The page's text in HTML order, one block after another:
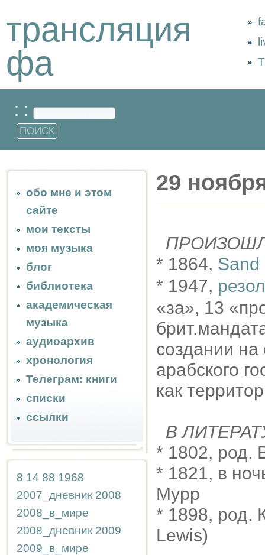
трансляция
фа
: :
обо мне и этом
сайте
мои тексты
моя музыка
блог
библиотека
академическая
музыка
аудиоархив
хронология
Телеграм: книги
списки
ссылки
8 14 88 1968
2007_дневник 2008
2008_в_мире
2008_дневник 2009
2009_в_мире
29
* 1864, Sand
* 1947,
«за», 13
создании на
арабского
как
В
* 1802, род.
* 1821, в
Мурр
* 1898, род.
Lewis)